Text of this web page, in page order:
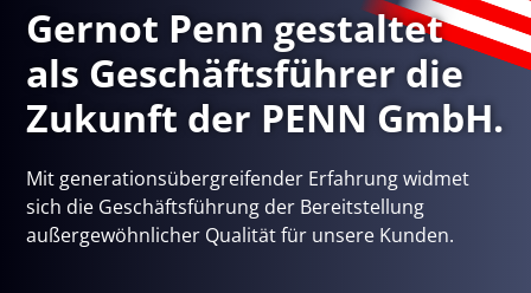
Gernot Penn gestaltet
als Geschäftsführer die
Zukunft der PENN GmbH.
Mit generationsübergreifender Erfahrung widmet
sich die Geschäftsführung der Bereitstellung
außergewöhnlicher Qualität für unsere Kunden.